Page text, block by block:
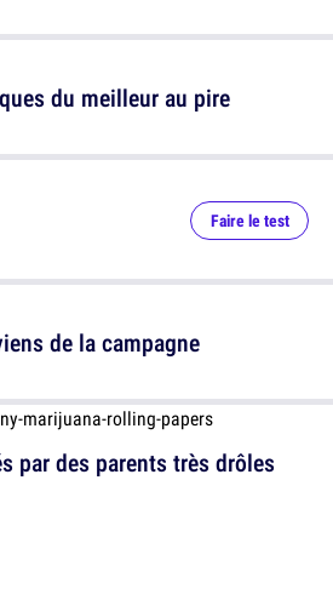
du meilleur au pire
par des parents très drôles
Faire le test
de la campagne